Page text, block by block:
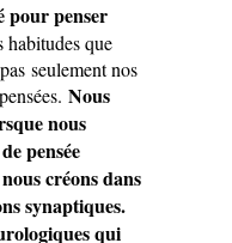
pour penser
habitudes que
seulement nos
Nous
nous
pensée
créons dans
synaptiques.
qui